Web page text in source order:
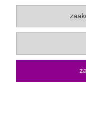
Sklep internetowy
402 Koszalin |